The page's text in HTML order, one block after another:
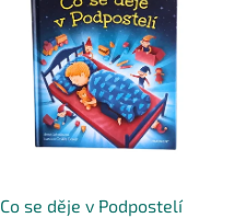
Co se děje v Podpostelí